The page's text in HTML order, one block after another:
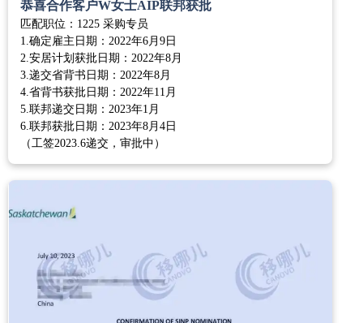
恭喜合作客户W女士AIP联邦获批
匹配职位：1225 采购专员
1.确定雇主日期：2022年6月9日
2.安居计划获批日期：2022年8月
3.递交省背书日期：2022年8月
4.省背书获批日期：2022年11月
5.联邦递交日期：2023年1月
6.联邦获批日期：2023年8月4日
（工签2023.6递交，审批中）